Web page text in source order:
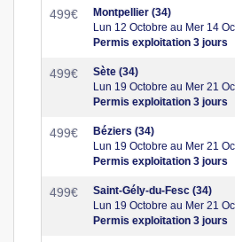
499€
Montpellier (34)
Lun 12 Octobre au Mer 14
Permis exploitation 3 jours
499€
Sète (34)
Lun 19 Octobre au Mer 21
Permis exploitation 3 jours
499€
Béziers (34)
Lun 19 Octobre au Mer 21
Permis exploitation 3 jours
499€
Saint-Gély-du-Fesc (34)
Lun 19 Octobre au Mer 21
Permis exploitation 3 jours